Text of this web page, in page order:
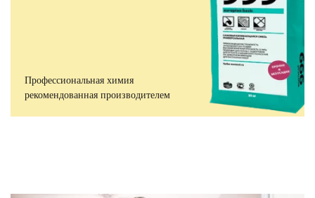
Профессиональная химия
рекомендованная производителем